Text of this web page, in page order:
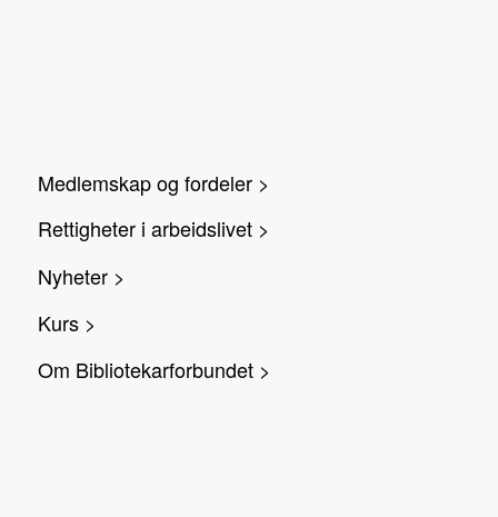
Medlemskap og fordeler >
Rettigheter i arbeidslivet >
Nyheter >
Kurs >
Om Bibliotekarforbundet >